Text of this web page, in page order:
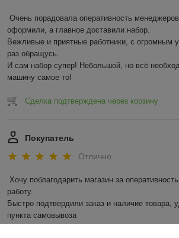
Очень порадовала оперативность
оформили, а главное доставили набор.
Вежливые и приятные работники, с огромным
раз обращусь.
И сам набор супер! Небольшой, но всё
машину самое то!
Сделка подтверждена через корзину
Покупатель
Отлично
Хочу поблагодарить магазин за
работу.
Быстро подтвердили заказ и наличие товара,
пункта самовывоза